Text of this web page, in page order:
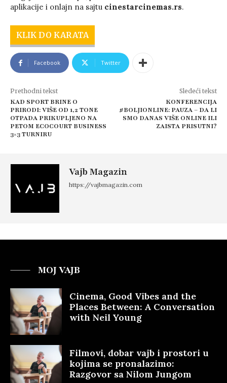
aplikacije i onlajn na sajtu cinestarcinemas.rs.
KLIK DO KARATA
Facebook Twitter
Prethodni tekst
KAD SPORT BRINE O
PRIRODI: VIŠE OD 1,2 TONE
OTPADA PRIKUPLJENO NA
PETOM ECOCOURT BUSINESS
3×3 TURNIRU
Sledeći tekst
KONFERENCIJA
#BOLJIONLINE: PAUZA – DA LI
SMO DANAS VIŠE ONLINE ILI
ZAISTA PRISUTNI?
Vajb Magazin
https://vajbmagazin.com
MOJ VAJB
Cinema, Good Vibes and the
Places Between: A Conversation
with Neil Young
Filmovi, dobar vajb i prostori u
kojima se pronalazimo:
Razgovor sa Nilom Jungom